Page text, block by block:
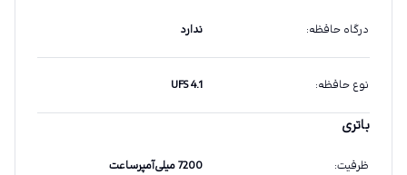
درگاه حافظه: ندارد
نوع حافظه:
UFS 4.1
باتری
ظرفیت: 7200 میلی‌آمپرساعت